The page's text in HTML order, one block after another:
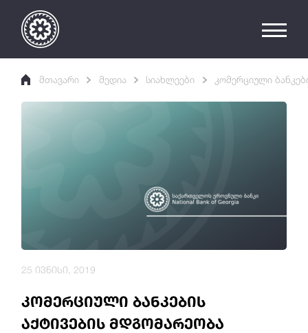
მთავარი მედია სიახლეები კომერციული
კომერციული ბანკების
აქტივების მდგომარეობა
25 ივნისი, 2019